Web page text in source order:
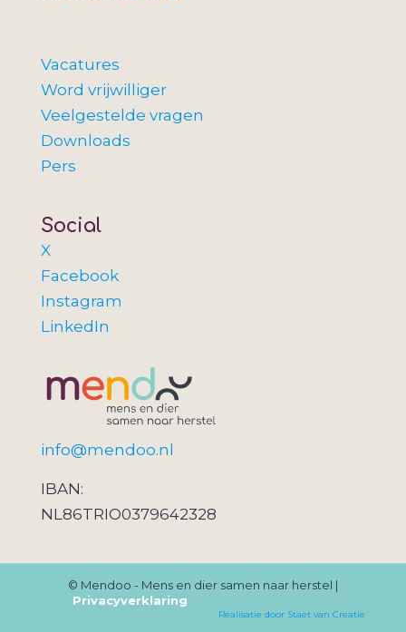
Vacatures
Word vrijwilliger
Veelgestelde vragen
Downloads
Pers
Social
X
Facebook
Instagram
LinkedIn
info@mendoo.nl
IBAN:
NL86TRIO0379642328
© Mendoo - Mens en dier samen naar herstel |
Privacyverklaring
Realisatie door Staet van Creatie